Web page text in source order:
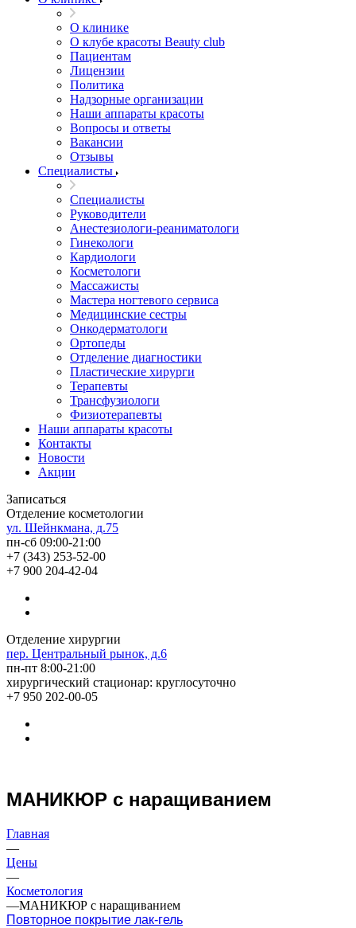
О клинике
О клубе красоты Beauty club
Пациентам
Лицензии
Политика
Надзорные организации
Наши аппараты красоты
Вопросы и ответы
Вакансии
Отзывы
Специалисты
Специалисты
Руководители
Анестезиологи-реаниматологи
Гинекологи
Кардиологи
Косметологи
Массажисты
Мастера ногтевого сервиса
Медицинские сестры
Онкодерматологи
Ортопеды
Отделение диагностики
Пластические хирурги
Терапевты
Трансфузиологи
Физиотерапевты
Наши аппараты красоты
Контакты
Новости
Акции
Записаться
Отделение косметологии
ул. Шейнкмана, д.75
пн-сб 09:00-21:00
+7 (343) 253-52-00
+7 900 204-42-04
Отделение хирургии
пер. Центральный рынок, д.6
пн-пт 8:00-21:00
хирургический стационар: круглосуточно
+7 950 202-00-05
МАНИКЮР с наращиванием
Главная
—
Цены
—
Косметология
—МАНИКЮР с наращиванием
Повторное покрытие лак-гель